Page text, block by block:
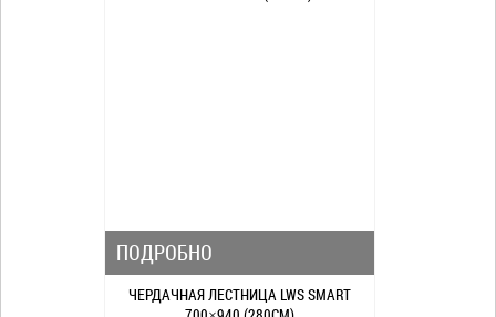
ПОДРОБНО
ЧЕРДАЧНАЯ ЛЕСТНИЦА LWS SMART